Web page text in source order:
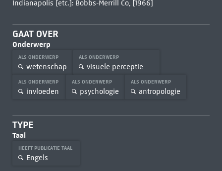
Indianapolis [etc.]: Bobbs-Merrill Co, [1966]
GAAT OVER
Onderwerp
ALS ONDERWERP
wetenschap
ALS ONDERWERP
visuele perceptie
ALS ONDERWERP
invloeden
ALS ONDERWERP
psychologie
ALS ONDERWERP
antropologie
TYPE
Taal
HEEFT PUBLICATIE TAAL
Engels